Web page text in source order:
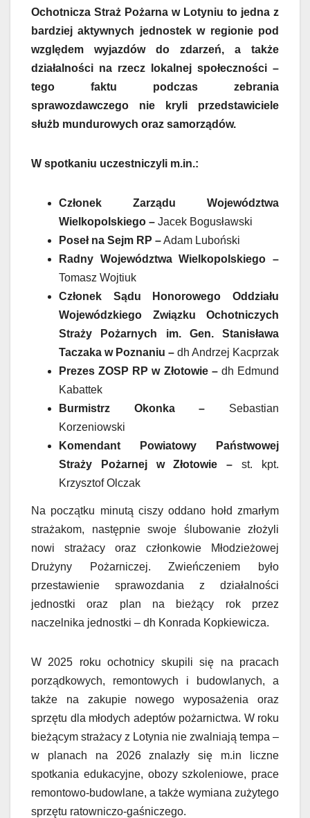
Ochotnicza Straż Pożarna w Lotyniu to jedna z
bardziej aktywnych jednostek w regionie pod
względem wyjazdów do zdarzeń, a także
działalności na rzecz lokalnej społeczności –
tego faktu podczas zebrania
sprawozdawczego nie kryli przedstawiciele
służb mundurowych oraz samorządów.
W spotkaniu uczestniczyli m.in.:
Członek Zarządu Województwa
Wielkopolskiego – Jacek Bogusławski
Poseł na Sejm RP –Adam Luboński
Radny Województwa Wielkopolskiego –
Tomasz Wojtiuk
Członek Sądu Honorowego Oddziału
Wojewódzkiego Związku Ochotniczych
Straży Pożarnych im. Gen. Stanisława
Taczaka w Poznaniu – dh Andrzej Kacprzak
Prezes ZOSP RP w Złotowie –dh Edmund
Kabattek
Burmistrz Okonka – Sebastian
Korzeniowski
Komendant Powiatowy Państwowej
Straży Pożarnej w Złotowie – st. kpt.
Krzysztof Olczak
Na początku minutą ciszy oddano hołd zmarłym
strażakom, następnie swoje ślubowanie złożyli
nowi strażacy oraz członkowie Młodzieżowej
Drużyny Pożarniczej. Zwieńczeniem było
przestawienie sprawozdania z działalności
jednostki oraz plan na bieżący rok przez
naczelnika jednostki – dh Konrada Kopkiewicza.
W 2025 roku ochotnicy skupili się na pracach
porządkowych, remontowych i budowlanych, a
także na zakupie nowego wyposażenia oraz
sprzętu dla młodych adeptów pożarnictwa. W roku
bieżącym strażacy z Lotynia nie zwalniają tempa –
w planach na 2026 znalazły się m.in liczne
spotkania edukacyjne, obozy szkoleniowe, prace
remontowo-budowlane, a także wymiana zużytego
sprzętu ratowniczo-gaśniczego.